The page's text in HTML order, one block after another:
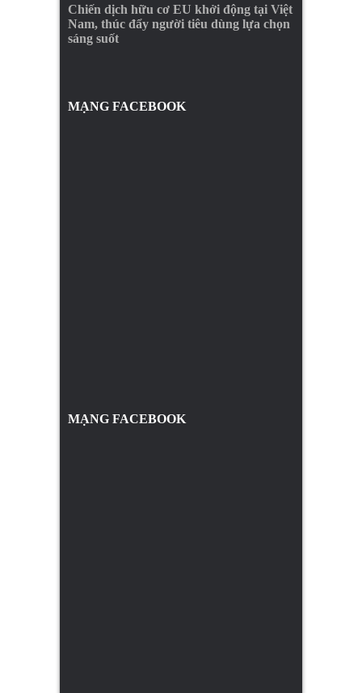
Chiến dịch hữu cơ EU khởi động tại Việt
Nam, thúc đẩy người tiêu dùng lựa chọn
sáng suốt
MẠNG FACEBOOK
MẠNG FACEBOOK